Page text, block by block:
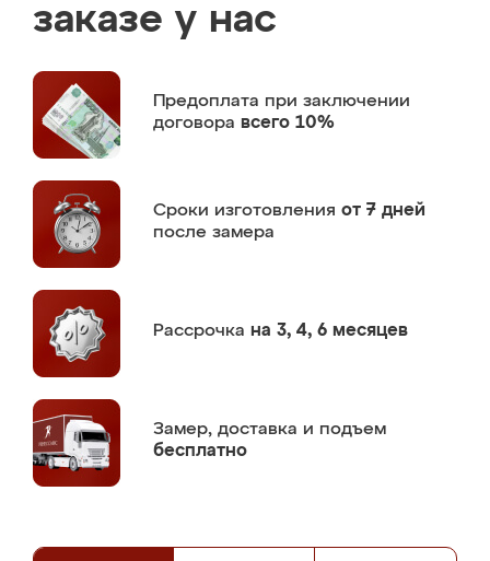
заказе у нас
Предоплата при заключении
договора всего 10%
Сроки изготовления от 7 дней
после замера
Рассрочка на 3, 4, 6 месяцев
Замер, доставка и подъем
бесплатно